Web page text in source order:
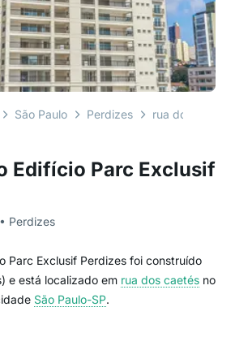
Edifício Parc Exclusif
Perdizes
Parc Exclusif Perdizes foi construído
e está localizado em rua dos caetés no
São Paulo-SP.
São Paulo Perdizes rua dos caetés